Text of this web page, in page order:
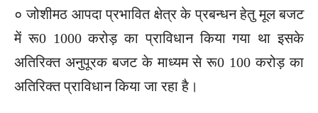
० जोशीमठ आपदा प्रभावित क्षेत्र के प्रबन्धन हेतु मूल बजट
में रू0 1000 करोड़ का प्राविधान किया गया था इसके
अतिरिक्त अनुपूरक बजट के माध्यम से रू0 100 करोड़ का
अतिरिक्त प्राविधान किया जा रहा है।